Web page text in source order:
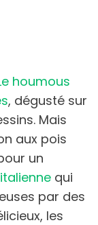
houmous
, dégusté sur
Mais
aux pois
un
qui
par des
les